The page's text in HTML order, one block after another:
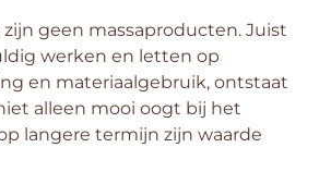
geen massaproducten. Juist
werken en letten op
en materiaalgebruik, ontstaat
alleen mooi oogt bij het
langere termijn zijn waarde